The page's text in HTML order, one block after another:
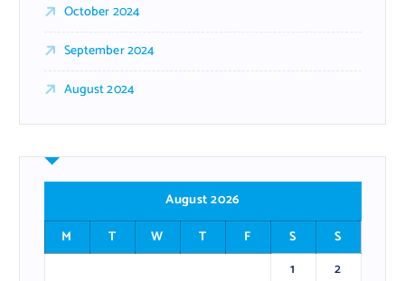
October 2024
September 2024
August 2024
August 2026
M
T W T F S
S
1
2